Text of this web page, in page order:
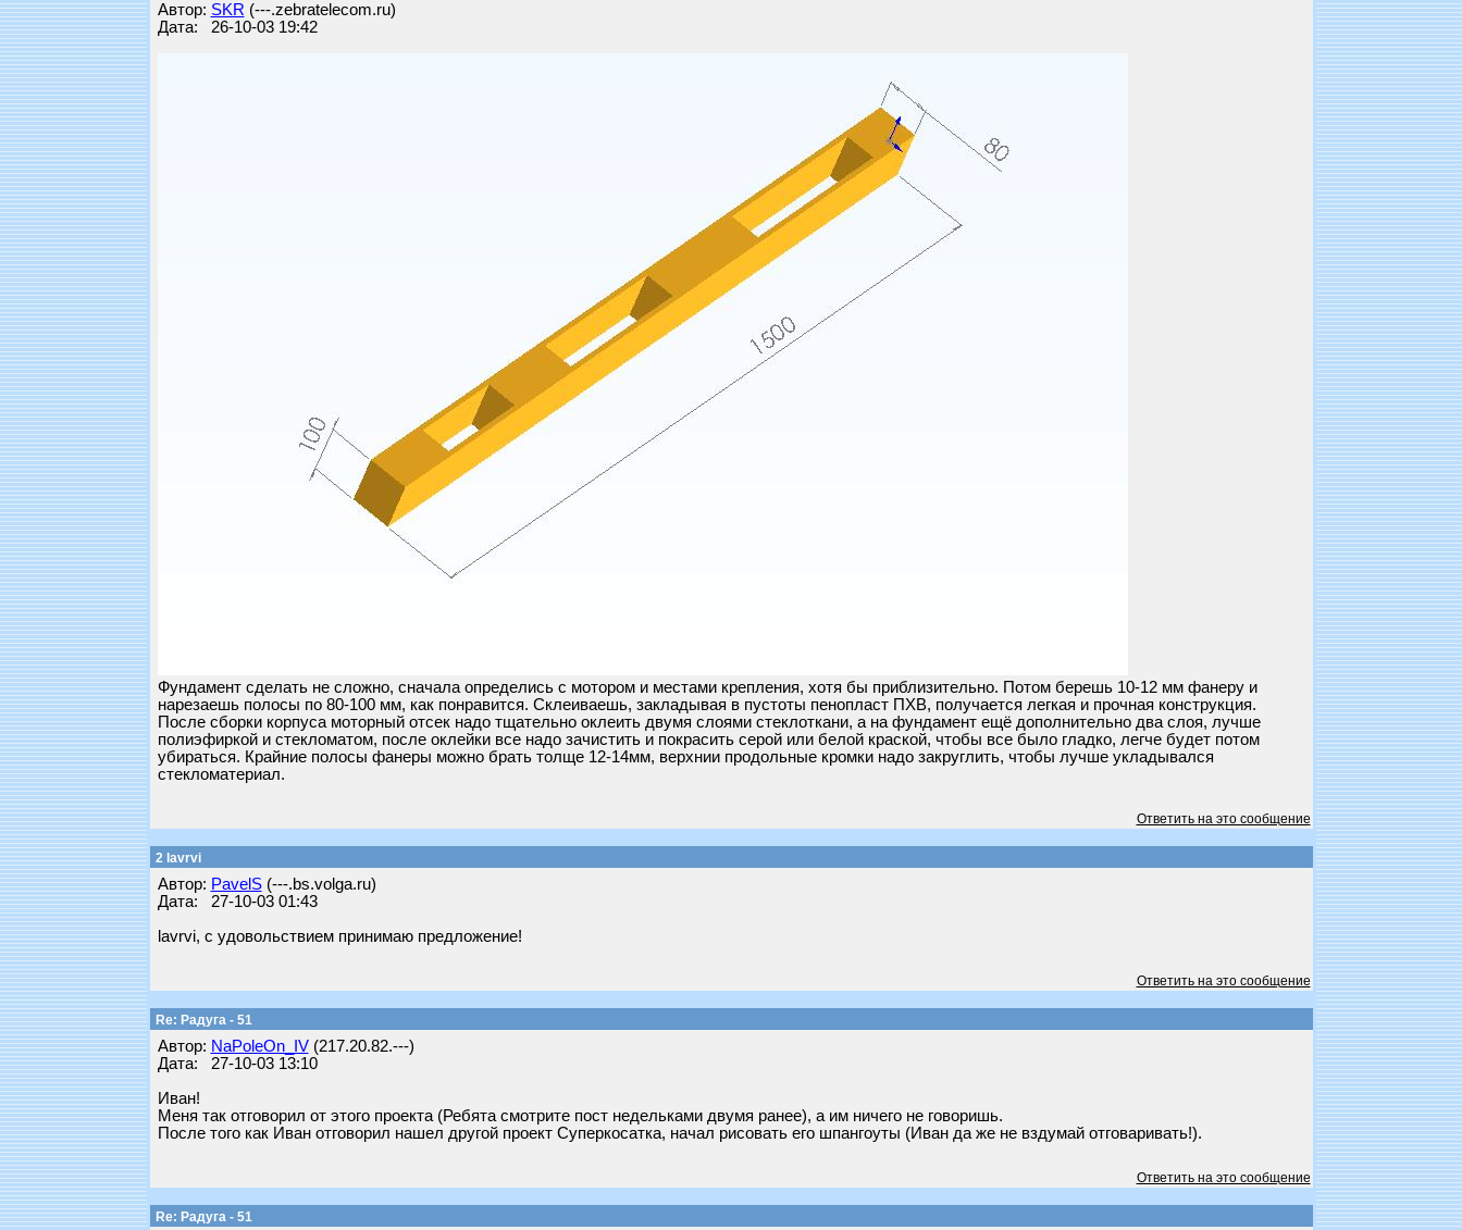
Автор: SKR (---.zebratelecom.ru)
Дата: 26-10-03 19:42
Фундамент сделать не сложно, сначала определись с мотором и местами крепления, хотя бы приблизительно. Потом берешь 10-12 мм фанеру и
нарезаешь полосы по 80-100 мм, как понравится. Склеиваешь, закладывая в пустоты пенопласт ПХВ, получается легкая и прочная конструкция.
После сборки корпуса моторный отсек надо тщательно оклеить двумя слоями стеклоткани, а на фундамент ещё дополнительно два слоя, лучше
полиэфиркой и стекломатом, после оклейки все надо зачистить и покрасить серой или белой краской, чтобы все было гладко, легче будет потом
убираться. Крайние полосы фанеры можно брать толще 12-14мм, верхнии продольные кромки надо закруглить, чтобы лучше укладывался
стекломатериал.
Ответить на это сообщение
2 lavrvi
Автор: PavelS(---.bs.volga.ru)
Дата: 27-10-03 01:43
lavrvi, с удовольствием принимаю предложение!
Ответить на это сообщение
Re: Радуга - 51
Автор: NaPoleOn_IV(217.20.82.---)
Дата: 27-10-03 13:10
Иван!
Меня так отговорил от этого проекта (Ребята смотрите пост недельками двумя ранее), а им ничего не говоришь.
После того как Иван отговорил нашел другой проект Суперкосатка, начал рисовать его шпангоуты (Иван да же не вздумай отговаривать!).
Ответить на это сообщение
Re: Радуга - 51